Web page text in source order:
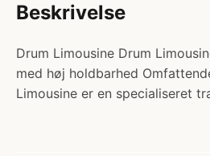
Beskrivelse
Drum Limousine Drum
med høj holdbarhed
Limousine er en specialiseret